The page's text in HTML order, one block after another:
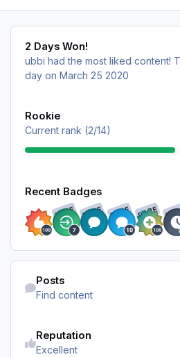
2 Days Won!
2 Days Won!
ubbi had the most liked content!
day on March 25 2020
Rookie
Current rank (2/14)
Recent Badges
RARE RARE RARE RARE
Find content
Posts
Find content
Reputation
Excellent